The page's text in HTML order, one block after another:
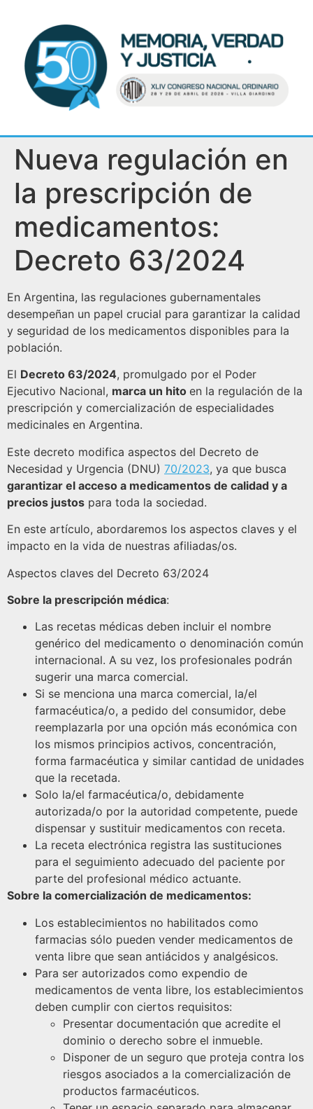
Nueva regulación en
la prescripción de
medicamentos:
Decreto 63/2024
En Argentina, las regulaciones gubernamentales
desempeñan un papel crucial para garantizar la calidad
y seguridad de los medicamentos disponibles para la
población.
El Decreto 63/2024, promulgado por el Poder
Ejecutivo Nacional, marca un hito en la regulación de la
prescripción y comercialización de especialidades
medicinales en Argentina.
Este decreto modifica aspectos del Decreto de
Necesidad y Urgencia (DNU) 70/2023, ya que busca
garantizar el acceso a medicamentos de calidad y a
precios justos para toda la sociedad.
En este artículo, abordaremos los aspectos claves y el
impacto en la vida de nuestras afiliadas/os.
Aspectos claves del Decreto 63/2024
Sobre la prescripción médica:
Las recetas médicas deben incluir el nombre
genérico del medicamento o denominación común
internacional. A su vez, los profesionales podrán
sugerir una marca comercial.
Si se menciona una marca comercial, la/el
farmacéutica/o, a pedido del consumidor, debe
reemplazarla por una opción más económica con
los mismos principios activos, concentración,
forma farmacéutica y similar cantidad de unidades
que la recetada.
Solo la/el farmacéutica/o, debidamente
autorizada/o por la autoridad competente, puede
dispensar y sustituir medicamentos con receta.
La receta electrónica registra las sustituciones
para el seguimiento adecuado del paciente por
parte del profesional médico actuante.
Sobre la comercialización de medicamentos:
Los establecimientos no habilitados como
farmacias sólo pueden vender medicamentos de
venta libre que sean antiácidos y analgésicos.
Para ser autorizados como expendio de
medicamentos de venta libre, los establecimientos
deben cumplir con ciertos requisitos:
Presentar documentación que acredite el
dominio o derecho sobre el inmueble.
Disponer de un seguro que proteja contra los
riesgos asociados a la comercialización de
productos farmacéuticos.